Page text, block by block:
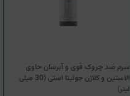
سرم ضد چروک قوی و آبرسان حاوی
الاستین و کلاژن جولیتا استی (30 میلی
لیتر)